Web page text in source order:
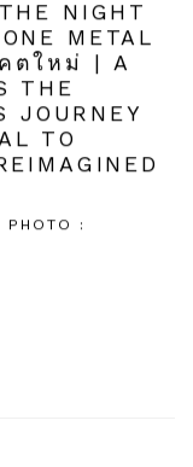
NIGHT
METAL
ตใหม่ | A
THE
JOURNEY
TO
PHOTO :